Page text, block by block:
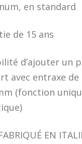
en standard
de 15 ans
d’ajouter un
avec entraxe de
(fonction
EN